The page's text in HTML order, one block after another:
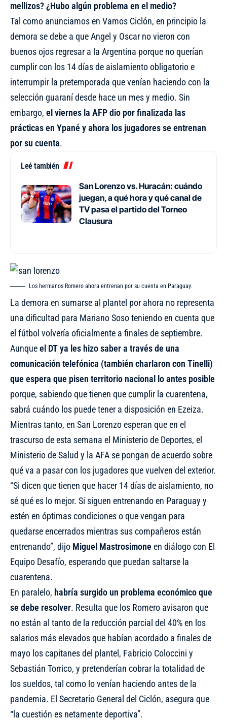
mellizos? ¿Hubo algún problema en el medio?
Tal como anunciamos en Vamos Ciclón, en principio la
demora se debe a que Angel y Oscar no vieron con
buenos ojos regresar a la Argentina porque no querían
cumplir con los 14 días de aislamiento obligatorio e
interrumpir la pretemporada que venían haciendo con la
selección guaraní desde hace un mes y medio. Sin
embargo, el viernes la AFP dio por finalizada las
prácticas en Ypané y ahora los jugadores se entrenan
por su cuenta.
Leé también
San Lorenzo vs. Huracán: cuándo
juegan, a qué hora y qué canal de
TV pasa el partido del Torneo
Clausura
Los hermanos Romero ahora entrenan por su cuenta en Paraguay.
La demora en sumarse al plantel por ahora no representa
una dificultad para Mariano Soso teniendo en cuenta que
el fútbol volvería oficialmente a finales de septiembre.
Aunqueel DT ya les hizo saber a través de una
comunicación telefónica (también charlaron con Tinelli)
que espera que pisen territorio nacional lo antes posible
porque, sabiendo que tienen que cumplir la cuarentena,
sabrá cuándo los puede tener a disposición en Ezeiza.
Mientras tanto, en San Lorenzo esperan que en el
trascurso de esta semana el Ministerio de Deportes, el
Ministerio de Salud y la AFA se pongan de acuerdo sobre
qué va a pasar con los jugadores que vuelven del exterior.
“Si dicen que tienen que hacer 14 días de aislamiento, no
sé qué es lo mejor. Si siguen entrenando en Paraguay y
estén en óptimas condiciones o que vengan para
quedarse encerrados mientras sus compañeros están
entrenando”, dijo Miguel Mastrosimone en diálogo con El
Equipo Desafío, esperando que puedan saltarse la
cuarentena.
En paralelo, habría surgido un problema económico que
se debe resolver. Resulta que los Romero avisaron que
no están al tanto de la reducción parcial del 40% en los
salarios más elevados que habían acordado a finales de
mayo los capitanes del plantel, Fabricio Coloccini y
Sebastián Torrico, y pretenderían cobrar la totalidad de
los sueldos, tal como lo venían haciendo antes de la
pandemia. El Secretario General del Ciclón, asegura que
“la cuestión es netamente deportiva”.